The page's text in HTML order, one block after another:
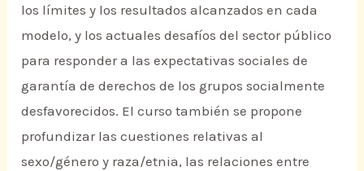
los límites y los resultados alcanzados en cada
modelo, y los actuales desafíos del sector público
para responder a las expectativas sociales de
garantía de derechos de los grupos socialmente
desfavorecidos. El curso también se propone
profundizar las cuestiones relativas al
sexo/género y raza/etnia, las relaciones entre